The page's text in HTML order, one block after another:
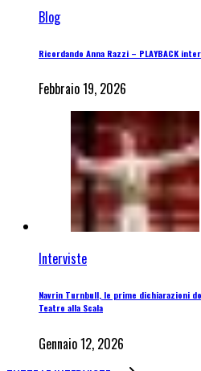
Blog
Ricordando Anna Razzi – PLAYBACK
Febbraio 19, 2026
Interviste
Navrin Turnbull, le prime dichiarazioni
Teatro alla Scala
Gennaio 12, 2026